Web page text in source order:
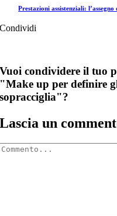
Prestazioni assistenziali:
Condividi
Vuoi condividere il tuo
"Make up per definire
sopracciglia"?
Lascia un